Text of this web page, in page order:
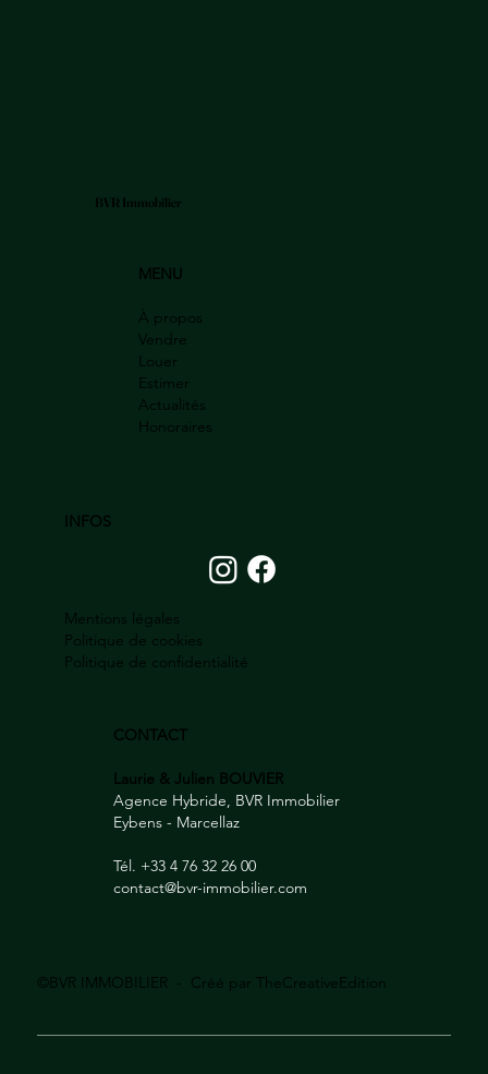
CONTACT
Laurie & Julien BOUVIER
Agence Hybride, BVR Immobilier
Eybens - Marcellaz
Tél. +33 4 76 32 26 00
contact@bvr-immobilier.com
MENU
À propos
Vendre
Louer
Estimer
Actualités
Honoraires
INFOS
Mentions légales
Politique de cookies
Politique de confidentialité
BVR Immobilier
©BVR IMMOBILIER - Créé par TheCreativeEdition